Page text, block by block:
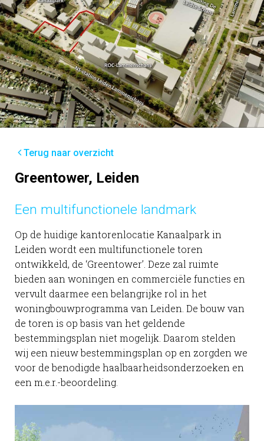
Terug naar overzicht
Greentower, Leiden
Een multifunctionele landmark
Op de huidige kantorenlocatie Kanaalpark in
Leiden wordt een multifunctionele toren
ontwikkeld, de ‘Greentower’. Deze zal ruimte
bieden aan woningen en commerciële functies en
vervult daarmee een belangrijke rol in het
woningbouwprogramma van Leiden. De bouw van
de toren is op basis van het geldende
bestemmingsplan niet mogelijk. Daarom stelden
wij een nieuw bestemmingsplan op en zorgden we
voor de benodigde haalbaarheidsonderzoeken en
een m.e.r.-beoordeling.